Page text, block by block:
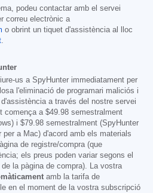
podeu contactar amb el servei
correu electrònic a
o obrint un tiquet d'assistència al lloc
us a SpyHunter immediatament per
l'eliminació de programari maliciós i
a través del nostre servei
comença a $49.98 semestralment
i $79.98 semestralment (SpyHunter
per a Mac) d'acord amb els materials
de registre/compra (que
els preus poden variar segons el
la pàgina de compra). La vostra
amb la tarifa de
en el moment de la vostra subscripció